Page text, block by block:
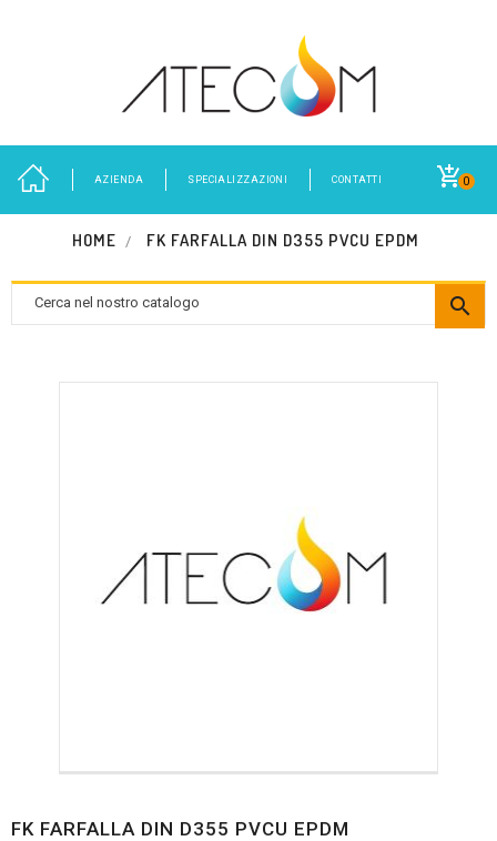
0
AZIENDA SPECIALIZZAZIONI CONTATTI
HOME FK FARFALLA DIN D355 PVCU EPDM

FK FARFALLA DIN D355 PVCU EPDM